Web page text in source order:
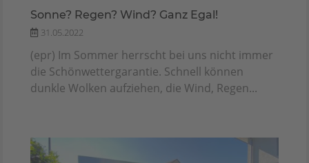
Sonne? Regen? Wind? Ganz Egal!
31.05.2022
(epr) Im Sommer herrscht bei uns nicht immer
die Schönwettergarantie. Schnell können
dunkle Wolken aufziehen, die Wind, Regen...